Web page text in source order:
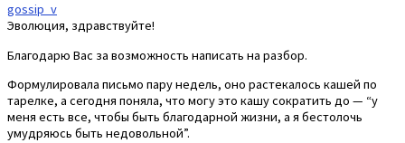
gossip_v
Эволюция, здравствуйте!
Благодарю Вас за возможность написать на разбор.
Формулировала письмо пару недель, оно растекалось кашей по
тарелке, а сегодня поняла, что могу это кашу сократить до — “у
меня есть все, чтобы быть благодарной жизни, а я бестолочь
умудряюсь быть недовольной”.